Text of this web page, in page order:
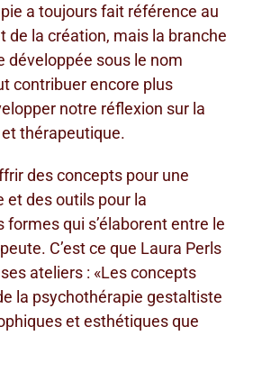
a toujours fait référence au
de la création, mais la branche
développée sous le nom
contribuer encore plus
notre réflexion sur la
thérapeutique.
des concepts pour une
et des outils pour la
qui s’élaborent entre le
C’est ce que Laura Perls
ateliers : «Les concepts
la psychothérapie gestaltiste
et esthétiques que